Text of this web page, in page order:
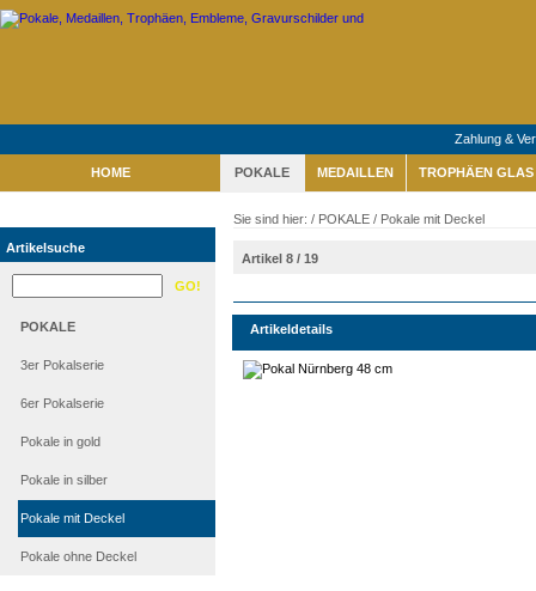
Zahlung &
HOME POKALE MEDAILLEN TROPHÄEN GLAS
Artikelsuche
POKALE
3er Pokalserie
6er Pokalserie
Pokale in gold
Pokale in silber
Pokale mit Deckel
Pokale ohne Deckel
Sie sind hier: / POKALE / Pokale mit Deckel
Artikel 8 / 19
Artikeldetails